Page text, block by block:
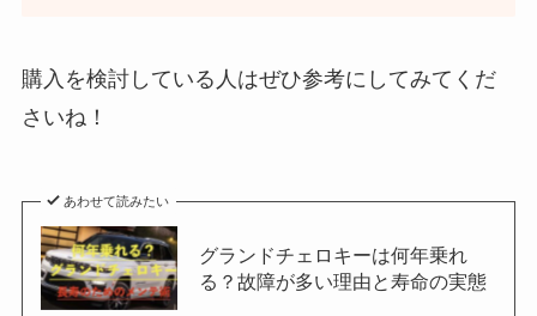
購入を検討している人はぜひ参考にしてみてくだ
さいね！
あわせて読みたい
グランドチェロキーは何年乗れ
る？故障が多い理由と寿命の実態